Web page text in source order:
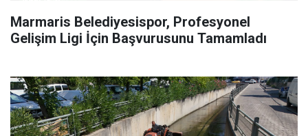
Marmaris Belediyesispor, Profesyonel
Gelişim Ligi İçin Başvurusunu Tamamladı